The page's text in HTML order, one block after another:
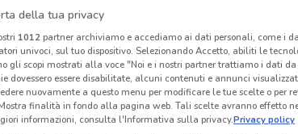
della tua privacy
1012partner archiviamo e accediamo ai dati personali, come i
univoci, sul tuo dispositivo. Selezionando Accetto, abiliti le
gli scopi mostrati alla voce "Noi e i nostri partner trattiamo i dati
dovessero essere disabilitate, alcuni contenuti e annunci
nuovamente a questo menu per modificare le tue scelte o per
finalità in fondo alla pagina web. Tali scelte avranno effetto
informazioni, consulta l'Informativa sulla privacy.Privacy policy